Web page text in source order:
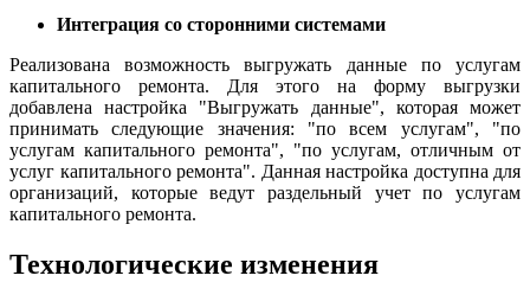
Интеграция со сторонними системами
Реализована возможность выгружать данные по услугам
капитального ремонта. Для этого на форму выгрузки
добавлена настройка "Выгружать данные", которая может
принимать следующие значения: "по всем услугам", "по
услугам капитального ремонта", "по услугам, отличным от
услуг капитального ремонта". Данная настройка доступна для
организаций, которые ведут раздельный учет по услугам
капитального ремонта.
Технологические изменения